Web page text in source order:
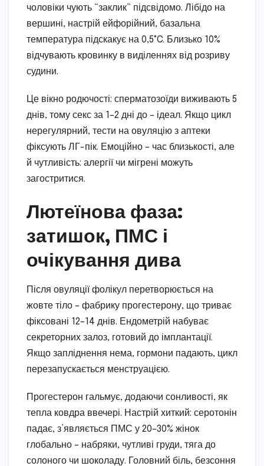
чоловіки чують “заклик” підсвідомо. Лібідо на
вершині, настрій ейфорійний, базальна
температура підскакує на 0,5°C. Близько 10%
відчувають кровинку в виділеннях від розриву
судини.
Це вікно родючості: сперматозоїди виживають 5
днів, тому секс за 1–2 дні до – ідеал. Якщо цикл
нерегулярний, тести на овуляцію з аптеки
фіксують ЛГ-пік. Емоційно – час близькості, але
й чутливість: алергії чи мігрені можуть
загостритися.
Лютеїнова фаза:
затишок, ПМС і
очікування дива
Після овуляції фолікул перетворюється на
жовте тіло – фабрику прогестерону, що триває
фіксовані 12–14 днів. Ендометрій набуває
секреторних залоз, готовий до імплантації.
Якщо запліднення нема, гормони падають, цикл
перезапускається менструацією.
Прогестерон гальмує, додаючи сонливості, як
тепла ковдра ввечері. Настрій хиткий: серотонін
падає, з’являється ПМС у 20–30% жінок
глобально – набряки, чутливі груди, тяга до
солоного чи шоколаду. Головний біль, безсоння